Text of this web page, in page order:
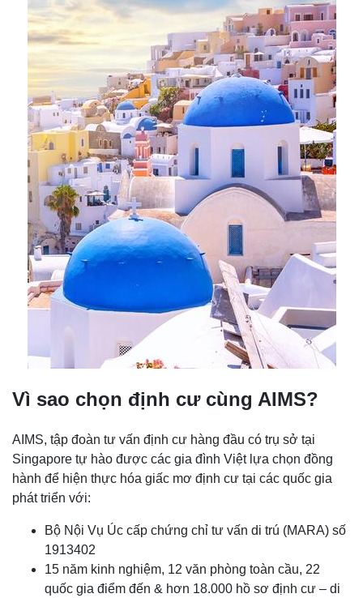
Vì sao chọn định cư cùng AIMS?
AIMS, tập đoàn tư vấn định cư hàng đầu có trụ sở tại
Singapore tự hào được các gia đình Việt lựa chọn đồng
hành để hiện thực hóa giấc mơ định cư tại các quốc gia
phát triển với:
Bộ Nội Vụ Úc cấp chứng chỉ tư vấn di trú (MARA) số
1913402
15 năm kinh nghiệm, 12 văn phòng toàn cầu, 22
quốc gia điểm đến & hơn 18.000 hồ sơ định cư – di